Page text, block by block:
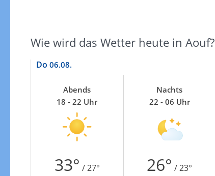
Wie wird das Wetter heute in Aouf?
Do 06.08.
Abends
18 - 22 Uhr
Nachts
22 - 06 Uhr
33° / 27° 26° / 23°
Windgeschwindigkeiten in 3h
Zur Windgeschwindigkeitenkarte